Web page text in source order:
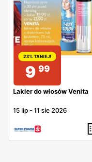
23% TANIEJ!
9 99
Lakier do włosów Venita
15 lip -11 sie 2026